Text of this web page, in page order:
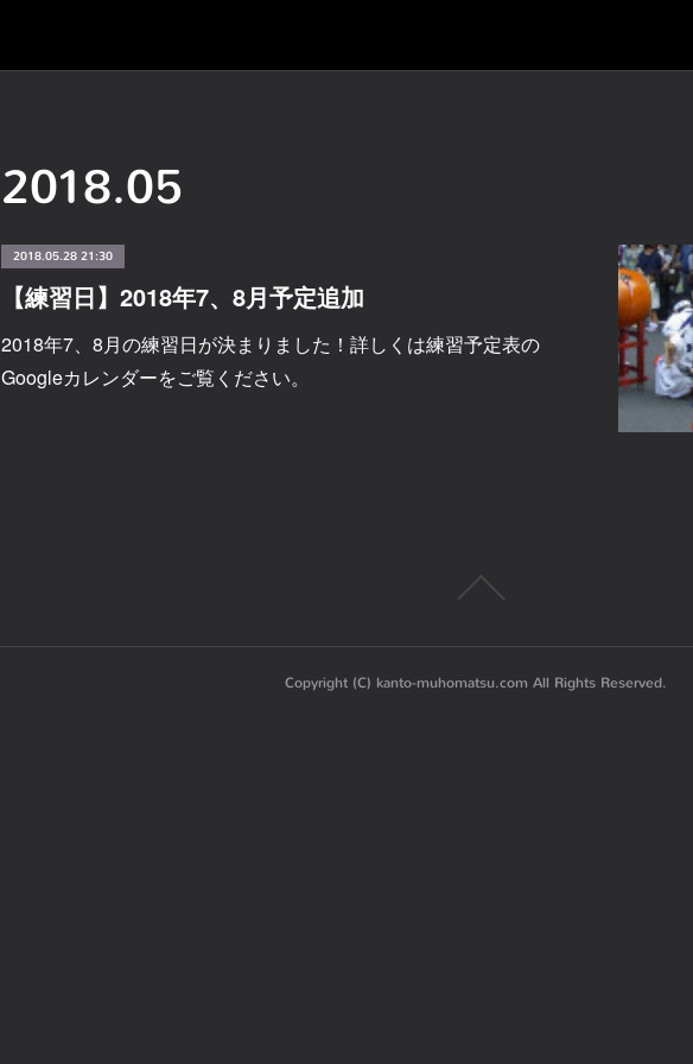
2018.05
2018.05.28 21:30
【練習日】2018年7、8月予定追加
2018年7、8月の練習日が決まりました！詳しくは練習予定表の
Googleカレンダーをご覧ください。
Copyright (C) kanto-muhomatsu.com All Rights Reserved.